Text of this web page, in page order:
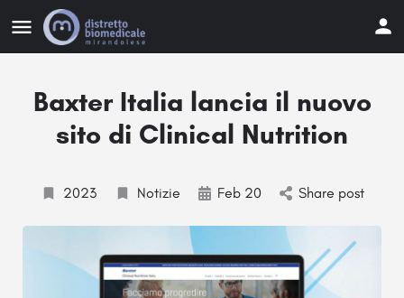
Baxter Italia lancia il nuovo
sito di Clinical Nutrition
2023 Notizie Feb 20 Share post